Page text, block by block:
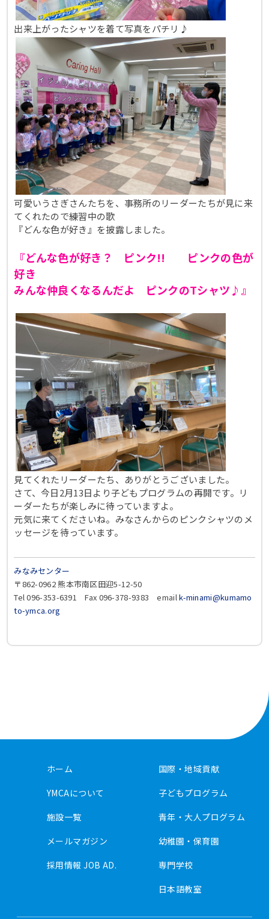
出来上がったシャツを着て写真をパチリ♪
可愛いうさぎさんたちを、事務所のリーダーたちが見に来
てくれたので練習中の歌
『どんな色が好き』を披露しました。
『どんな色が好き？ ピンク!! ピンクの色が
好き
みんな仲良くなるんだよ ピンクのTシャツ♪』
見てくれたリーダーたち、ありがとうございました。
さて、今日2月13日より子どもプログラムの再開です。リ
ーダーたちが楽しみに待っていますよ。
元気に来てくださいね。みなさんからのピンクシャツのメ
ッセージを待っています。
みなみセンター
〒862-0962 熊本市南区田迎5-12-50
Tel 096-353-6391 Fax 096-378-9383 emailk-minami@kumamo
to-ymca.org
ホーム
YMCAについて
施設一覧
メールマガジン
採用情報 JOB AD.
国際・地域貢献
子どもプログラム
青年・大人プログラム
幼稚園・保育園
専門学校
日本語教室